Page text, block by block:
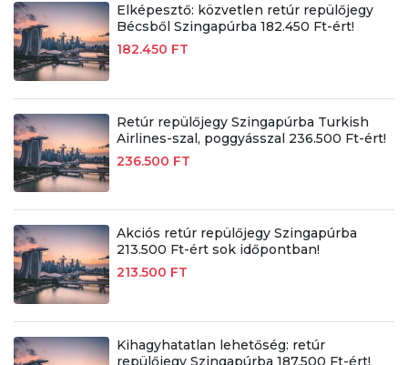
Elképesztő: közvetlen retúr repülőjegy
Bécsből Szingapúrba 182.450 Ft-ért!
182.450 FT
Retúr repülőjegy Szingapúrba Turkish
Airlines-szal, poggyásszal 236.500 Ft-ért!
236.500 FT
Akciós retúr repülőjegy Szingapúrba
213.500 Ft-ért sok időpontban!
213.500 FT
Kihagyhatatlan lehetőség: retúr
repülőjegy Szingapúrba 187.500 Ft-ért!